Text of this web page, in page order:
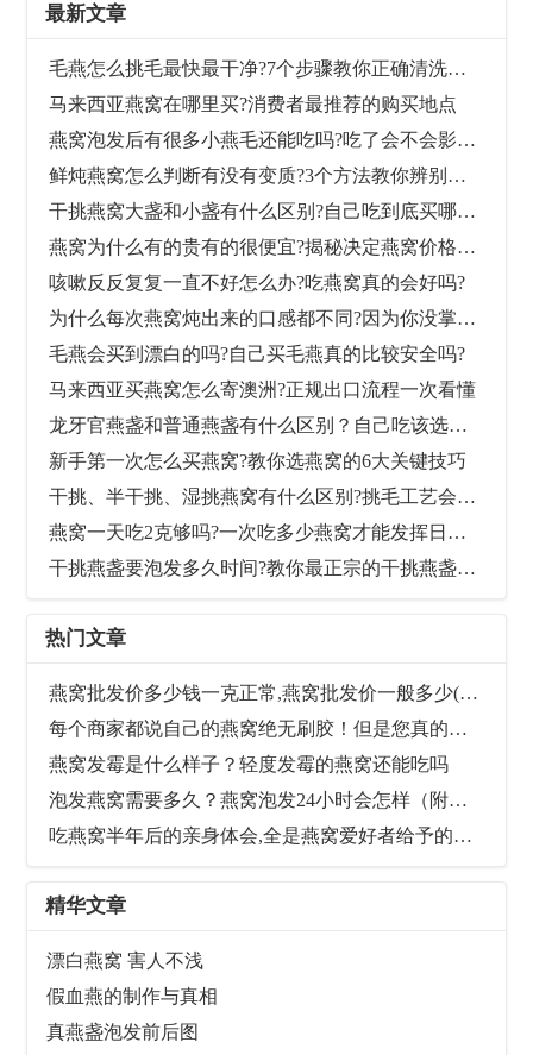
最新文章
毛燕怎么挑毛最快最干净?7个步骤教你正确清洗毛燕
马来西亚燕窝在哪里买?消费者最推荐的购买地点
燕窝泡发后有很多小燕毛还能吃吗?吃了会不会影响健康?
鲜炖燕窝怎么判断有没有变质?3个方法教你辨别是否还能喝
干挑燕窝大盏和小盏有什么区别?自己吃到底买哪个好?
燕窝为什么有的贵有的很便宜?揭秘决定燕窝价格的10大原因
咳嗽反反复复一直不好怎么办?吃燕窝真的会好吗?
为什么每次燕窝炖出来的口感都不同?因为你没掌握好泡发和炖煮时间
毛燕会买到漂白的吗?自己买毛燕真的比较安全吗?
马来西亚买燕窝怎么寄澳洲?正规出口流程一次看懂
龙牙官燕盏和普通燕盏有什么区别？自己吃该选哪个比较划算？
新手第一次怎么买燕窝?教你选燕窝的6大关键技巧
干挑、半干挑、湿挑燕窝有什么区别?挑毛工艺会影响燕窝营养价值吗？
燕窝一天吃2克够吗?一次吃多少燕窝才能发挥日常保养的作用
干挑燕盏要泡发多久时间?教你最正宗的干挑燕盏泡发方法
热门文章
燕窝批发价多少钱一克正常,燕窝批发价一般多少(最新参考价格)
每个商家都说自己的燕窝绝无刷胶！但是您真的知道什么是“刷胶”吗？
燕窝发霉是什么样子？轻度发霉的燕窝还能吃吗
泡发燕窝需要多久？燕窝泡发24小时会怎样（附图）
吃燕窝半年后的亲身体会,全是燕窝爱好者给予的真实反馈
精华文章
漂白燕窝 害人不浅
假血燕的制作与真相
真燕盏泡发前后图